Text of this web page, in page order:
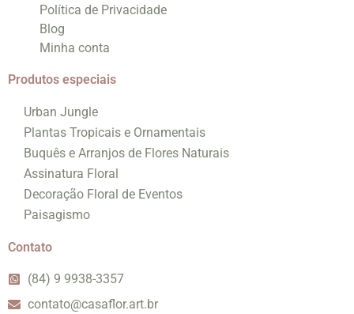
Política de Privacidade
Blog
Minha conta
Produtos especiais
Urban Jungle
Plantas Tropicais e Ornamentais
Buquês e Arranjos de Flores Naturais
Assinatura Floral
Decoração Floral de Eventos
Paisagismo
Contato
(84) 9 9938-3357
contato@casaflor.art.br